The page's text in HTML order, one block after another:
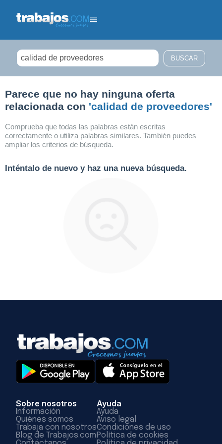
Parece que no hay ninguna oferta
relacionada con 'calidad de proveedores'
Comprueba que todas las palabras están escritas
correctamente o utiliza palabras similares. También puedes
ampliar los criterios de búsqueda.
Inténtalo de nuevo y haz una nueva búsqueda.
Sobre nosotros
Información
Quiénes somos
Trabaja con nosotros
Blog de Trabajos.com
Ayuda
Ayuda
Aviso legal
Condiciones de uso
Política de cookies